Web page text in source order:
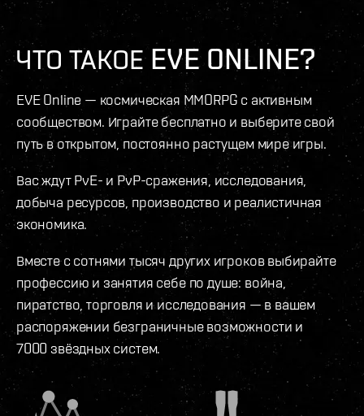
ЧТО ТАКОЕ EVE ONLINE?
EVE Online — космическая MMORPG с активным
сообществом. Играйте бесплатно и выберите свой
путь в открытом, постоянно растущем мире игры.
Вас ждут PvE- и PvP-сражения, исследования,
добыча ресурсов, производство и реалистичная
экономика.
Вместе с сотнями тысяч других игроков выбирайте
профессию и занятия себе по душе: война,
пиратство, торговля и исследования — в вашем
распоряжении безграничные возможности и
7000 звёздных систем.